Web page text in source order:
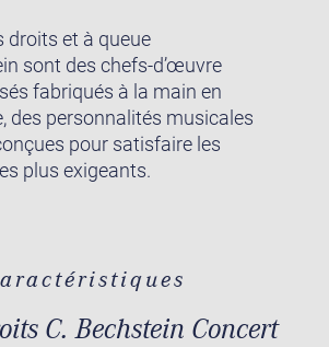
droits et à queue
sont des chefs-d’œuvre
fabriqués à la main en
des personnalités musicales
pour satisfaire les
plus exigeants.
C. Bechstein Concert